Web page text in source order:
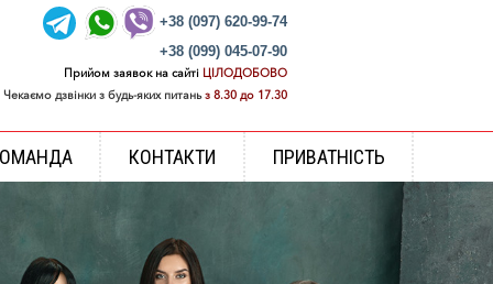
+38 (097) 620-99-74
+38 (099) 045-07-90
Прийом заявок на сайті ЦІЛОДОБОВО
Чекаємо дзвінки з будь-яких питань з 8.30 до 17.30
КОНТАКТИ ПРИВАТНІСТЬ